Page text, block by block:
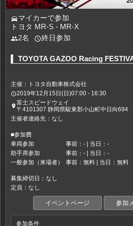
directions_carマイカーで参加
トヨタ MR-S - MR-X
people2名 access_time終日参加
TOYOTA GAZOO Racing
主催：トヨタ自動車株式会社
access_time2019年12月15日(日)07:00 - 16:30
place富士スピードウェイ
〒4101307 静岡県駿東郡小山町中日向694
主催者連絡先：なし
■参加費
車両参加
事前：- | 当日：-
助手席参加
事前：- | 当日：-
一般参加（来場者）
事前：無料 | 当日：無料
募集締切日：なし
定員：なし
イベントページ 参加
参加条件